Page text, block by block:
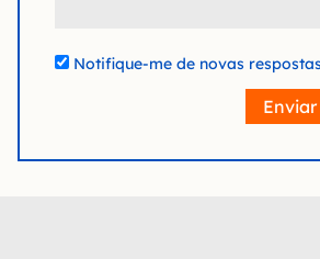
Notifique-me de novas